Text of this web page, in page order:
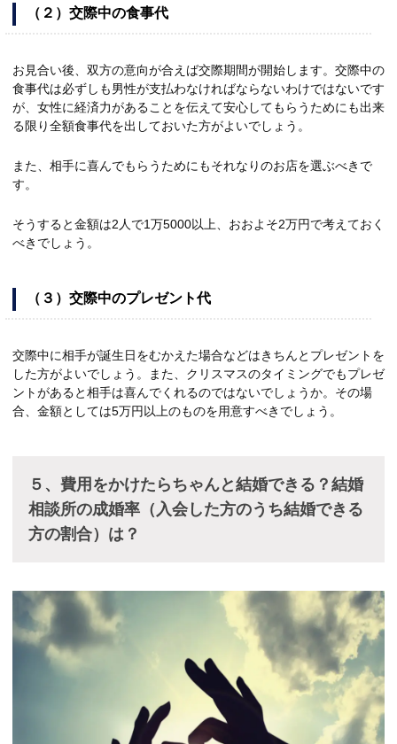
（２）交際中の食事代
お見合い後、双方の意向が合えば交際期間が開始します。交際中の
食事代は必ずしも男性が支払わなければならないわけではないです
が、女性に経済力があることを伝えて安心してもらうためにも出来
る限り全額食事代を出しておいた方がよいでしょう。
また、相手に喜んでもらうためにもそれなりのお店を選ぶべきで
す。
そうすると金額は2人で1万5000以上、おおよそ2万円で考えておく
べきでしょう。
（３）交際中のプレゼント代
交際中に相手が誕生日をむかえた場合などはきちんとプレゼントを
した方がよいでしょう。また、クリスマスのタイミングでもプレゼ
ントがあると相手は喜んでくれるのではないでしょうか。その場
合、金額としては5万円以上のものを用意すべきでしょう。
５、費用をかけたらちゃんと結婚できる？結婚
相談所の成婚率（入会した方のうち結婚できる
方の割合）は？